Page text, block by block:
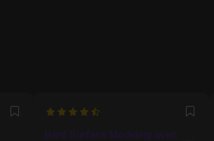
Favori4.7142857142857
Hard Surface Modeling avec